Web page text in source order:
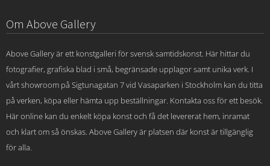
Om Above Gallery
Above Gallery är ett konstgalleri för svensk samtidskonst. Här hittar du
fotografier, grafiska blad i små, begränsade upplagor samt unika verk. I
vårt showroom på Sigtunagatan 7 vid Vasaparken i Stockholm kan du titta
på verken, köpa eller hämta upp beställningar. Kontakta oss för ett besök.
Här online kan du enkelt köpa konst och få det levererat hem, inramat
och klart om så önskas. Above Gallery är platsen där konst är tillgänglig
för alla.